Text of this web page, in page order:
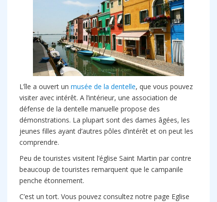
L’île a ouvert un musée de la dentelle, que vous pouvez
visiter avec intérêt. A l’intérieur, une association de
défense de la dentelle manuelle propose des
démonstrations. La plupart sont des dames âgées, les
jeunes filles ayant d’autres pôles d’intérêt et on peut les
comprendre.
Peu de touristes visitent l’église Saint Martin par contre
beaucoup de touristes remarquent que le campanile
penche étonnement.
C’est un tort. Vous pouvez consultez notre page Eglise